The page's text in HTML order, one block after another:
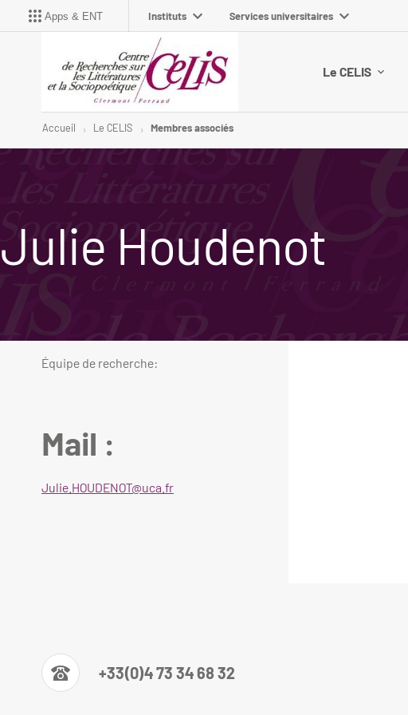
Apps & ENT Instituts Services universitaires
Le CELIS
Accueil Le CELIS Membres associés
Julie Houdenot
Équipe de recherche:
Mail :
Julie.HOUDENOT@uca.fr
+33(0)4 73 34 68 32